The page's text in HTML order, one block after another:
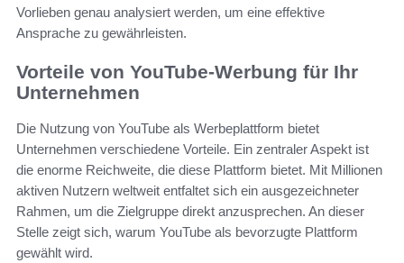
Vorlieben genau analysiert werden, um eine effektive
Ansprache zu gewährleisten.
Vorteile von YouTube-Werbung für Ihr
Unternehmen
Die Nutzung von YouTube als Werbeplattform bietet
Unternehmen verschiedene Vorteile. Ein zentraler Aspekt ist
die enorme Reichweite, die diese Plattform bietet. Mit Millionen
aktiven Nutzern weltweit entfaltet sich ein ausgezeichneter
Rahmen, um die Zielgruppe direkt anzusprechen. An dieser
Stelle zeigt sich, warum YouTube als bevorzugte Plattform
gewählt wird.